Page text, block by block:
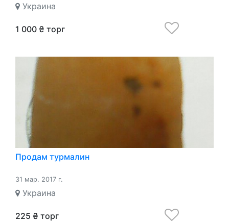
Украина
1 000 ₴ торг
Продам турмалин
31 мар. 2017 г.
Украина
225 ₴ торг